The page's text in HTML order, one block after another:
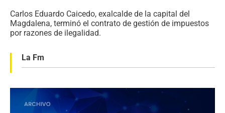
Carlos Eduardo Caicedo, exalcalde de la capital del
Magdalena, terminó el contrato de gestión de impuestos
por razones de ilegalidad.
La Fm